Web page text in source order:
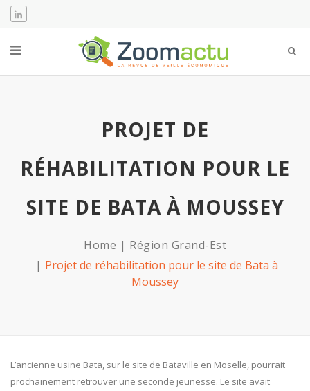
PROJET DE
RÉHABILITATION POUR LE
SITE DE BATA À MOUSSEY
Home
Région Grand-Est
Projet de réhabilitation pour le site de Bata à
Moussey
L’ancienne usine Bata, sur le site de Bataville en Moselle, pourrait
prochainement retrouver une seconde jeunesse. Le site avait